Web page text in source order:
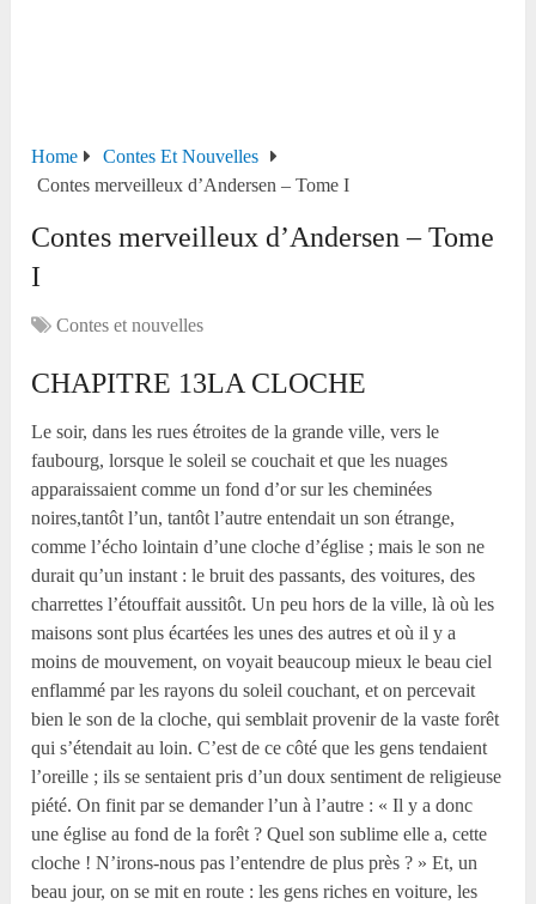
Home
Contes Et Nouvelles
Contes merveilleux d’Andersen – Tome I
Contes merveilleux d’Andersen – Tome
I
Contes et nouvelles
CHAPITRE 13LA CLOCHE
Le soir, dans les rues étroites de la grande ville, vers le
faubourg, lorsque le soleil se couchait et que les nuages
apparaissaient comme un fond d’or sur les cheminées
noires,tantôt l’un, tantôt l’autre entendait un son étrange,
comme l’écho lointain d’une cloche d’église ; mais le son ne
durait qu’un instant : le bruit des passants, des voitures, des
charrettes l’étouffait aussitôt. Un peu hors de la ville, là où les
maisons sont plus écartées les unes des autres et où il y a
moins de mouvement, on voyait beaucoup mieux le beau ciel
enflammé par les rayons du soleil couchant, et on percevait
bien le son de la cloche, qui semblait provenir de la vaste forêt
qui s’étendait au loin. C’est de ce côté que les gens tendaient
l’oreille ; ils se sentaient pris d’un doux sentiment de religieuse
piété. On finit par se demander l’un à l’autre : « Il y a donc
une église au fond de la forêt ? Quel son sublime elle a, cette
cloche ! N’irons-nous pas l’entendre de plus près ? » Et, un
beau jour, on se mit en route : les gens riches en voiture, les